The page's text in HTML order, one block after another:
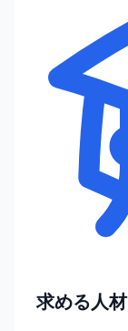
求める人材